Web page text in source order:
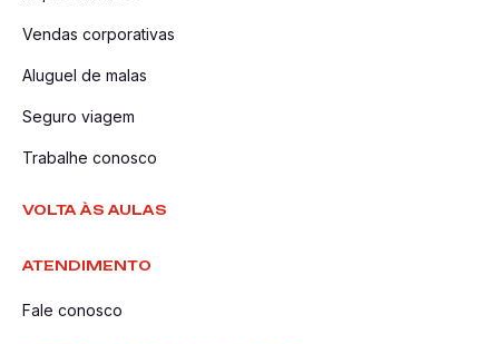
Vendas corporativas
Aluguel de malas
Seguro viagem
Trabalhe conosco
VOLTA ÀS AULAS
ATENDIMENTO
Fale conosco